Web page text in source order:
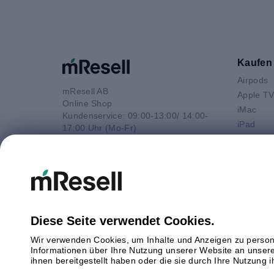
mResell AB
Online Shop
Kundenservice: 09:00-13:00/ 14:00-
17:00 Uhr (Mo-Fr)
info@mresell.de
Kaufen
Airpods
Apple TV
iMac
iPad
Watch
Android
Diese Seite verwendet Cookies.
Wir verwenden Cookies, um Inhalte und Anzeigen zu
Informationen über Ihre Nutzung unserer Website an
ihnen bereitgestellt haben oder die sie durch Ihre Nutzung